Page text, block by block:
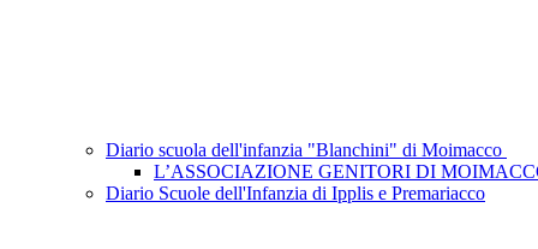
Diario scuola dell'infanzia "Blanchini" di Moimacco
L’ASSOCIAZIONE GENITORI DI
Diario Scuole dell'Infanzia di Ipplis e Premariacco